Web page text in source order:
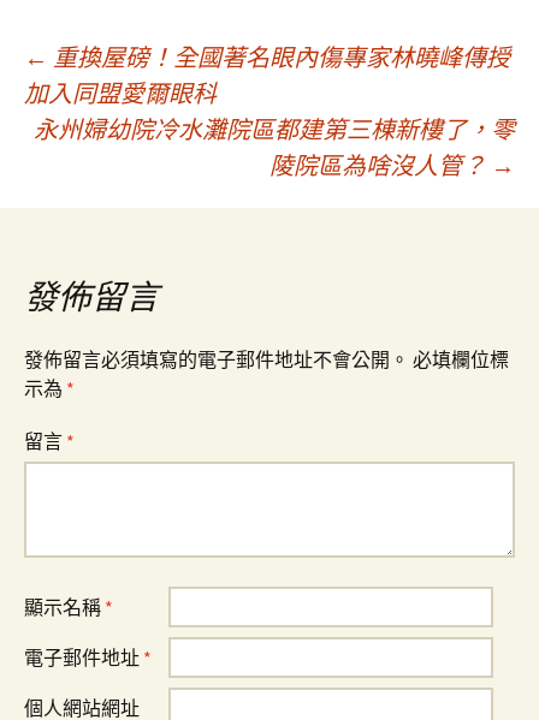
文
章
導
覽
← 重換屋磅！全國著名眼內傷專家林曉峰傳授
加入同盟愛爾眼科
永州婦幼院冷水灘院區都建第三棟新樓了，零
陵院區為啥沒人管？ →
發佈留言
發佈留言必須填寫的電子郵件地址不會公開。 必填欄位標
示為 *
留言 *
顯示名稱 *
電子郵件地址 *
個人網站網址